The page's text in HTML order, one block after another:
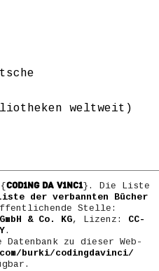
weltweit)
{COD1NG DA V1NC1}. Die Liste
der verbannten Bücher
Stelle:
& Co. KG, Lizenz: CC-
.
Datenbank zu dieser Web-
burki/codingdavinci/